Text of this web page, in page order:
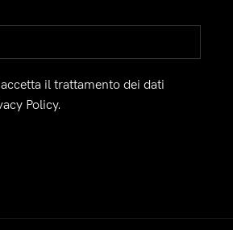
accetta il trattamento dei dati
Policy.